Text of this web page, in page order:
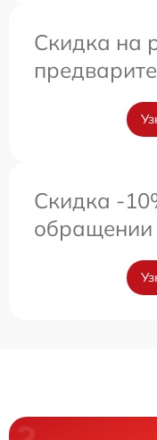
Скидка на
Скидка -
обращении